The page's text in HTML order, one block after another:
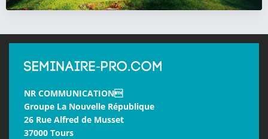
NR COMMUNICATION
Groupe La Nouvelle République
26 Rue Alfred de Musset
37000 Tours